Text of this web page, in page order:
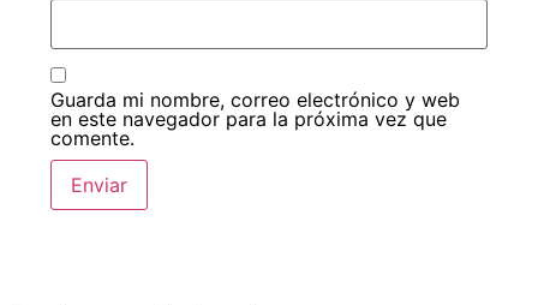
Guarda mi nombre, correo electrónico y web
en este navegador para la próxima vez que
comente.